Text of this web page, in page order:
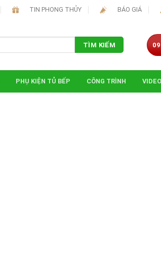
TIN PHONG THỦY BÁO GIÁ
TÌM KIẾM
PHỤ KIỆN TỦ BẾP CÔNG TRÌNH VIDEO